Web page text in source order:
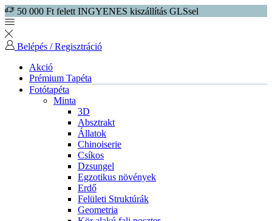
50 000 Ft felett INGYENES kiszállítás GLSsel
Belépés / Regisztráció
Akció
Prémium Tapéta
Fotótapéta
Minta
3D
Absztrakt
Állatok
Chinoiserie
Csíkos
Dzsungel
Egzotikus növények
Erdő
Felületi Struktúrák
Geometria